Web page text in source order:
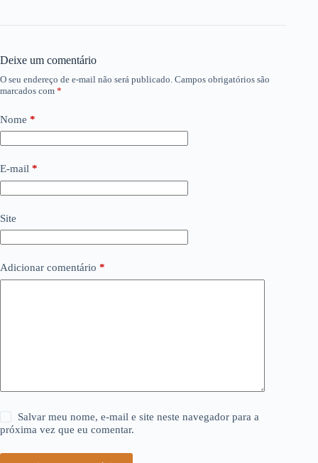
Deixe um comentário
O seu endereço de e-mail não será publicado. Campos obrigatórios são
marcados com *
Nome *
E-mail *
Site
Adicionar comentário *
Salvar meu nome, e-mail e site neste navegador para a
próxima vez que eu comentar.